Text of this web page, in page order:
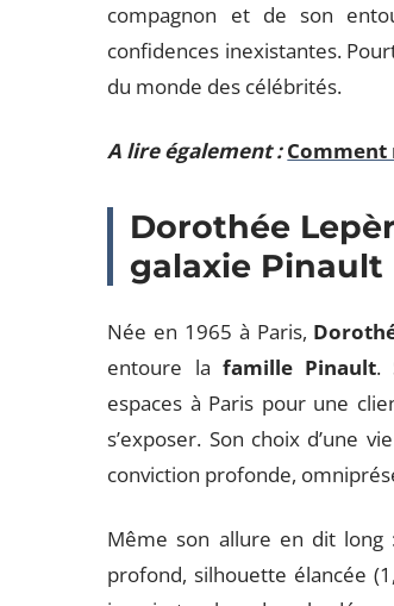
compagnon et de son
confidences inexistantes.
du monde des célébrités.
A lire également : Comment
Dorothée
galaxie Pinault
Née en 1965 à Paris,
entoure la famille Pinault.
espaces à Paris pour une
s’exposer. Son choix d’une
conviction profonde,
Même son allure en dit long
profond, silhouette élancée